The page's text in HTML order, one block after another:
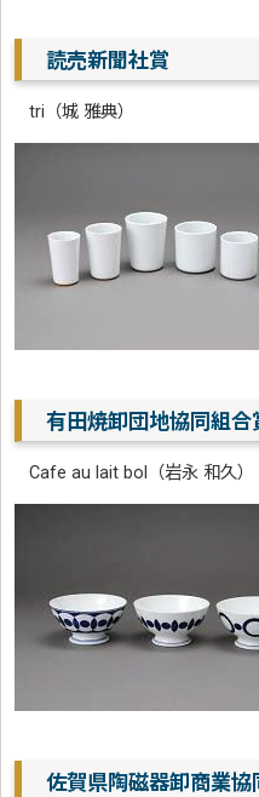
読売新聞社賞
tri（城 雅典）
有田焼卸団地協同組合
Cafe au lait bol（岩永 和久）
佐賀県陶磁器卸商業協